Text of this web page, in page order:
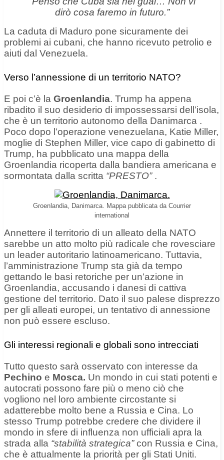
dirò cosa faremo in futuro.”
La caduta di Maduro pone sicuramente dei
problemi ai cubani, che hanno ricevuto petrolio e
aiuti dal Venezuela.
Verso l’annessione di un territorio NATO?
E poi c’è la Groenlandia. Trump ha appena
ribadito il suo desiderio di impossessarsi dell’isola,
che è un territorio autonomo della Danimarca .
Poco dopo l’operazione venezuelana, Katie Miller,
moglie di Stephen Miller, vice capo di gabinetto di
Trump, ha pubblicato una mappa della
Groenlandia ricoperta dalla bandiera americana e
sormontata dalla scritta “PRESTO”.
Groenlandia, Danimarca. Mappa pubblicata da Courrier
international
Annettere il territorio di un alleato della NATO
sarebbe un atto molto più radicale che rovesciare
un leader autoritario latinoamericano. Tuttavia,
l’amministrazione Trump sta già da tempo
gettando le basi retoriche per un’azione in
Groenlandia, accusando i danesi di cattiva
gestione del territorio. Dato il suo palese disprezzo
per gli alleati europei, un tentativo di annessione
non può essere escluso.
Gli interessi regionali e globali sono intrecciati
Tutto questo sarà osservato con interesse da
Pechino e Mosca. Un mondo in cui stati potenti e
autocrati possono fare più o meno ciò che
vogliono nel loro ambiente circostante si
adatterebbe molto bene a Russia e Cina. Lo
stesso Trump potrebbe credere che dividere il
mondo in sfere di influenza non ufficiali apra la
strada alla “stabilità strategica”con Russia e Cina,
che è attualmente la priorità per gli Stati Uniti.